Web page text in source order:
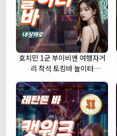
호치민 1군 부이비엔 여행자거
리 착석 토킹바 놀이터